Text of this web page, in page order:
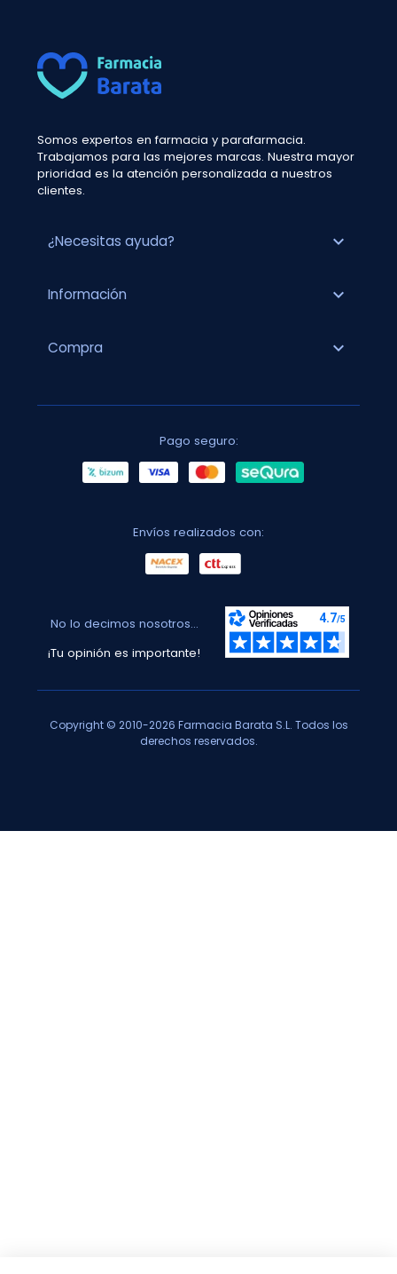
Somos expertos en farmacia y parafarmacia.
Trabajamos para las mejores marcas. Nuestra mayor
prioridad es la atención personalizada a nuestros
clientes.
¿Necesitas ayuda? expand_more
Información expand_more
Compra expand_more
Pago seguro:
Envíos realizados con:
No lo decimos nosotros...
¡Tu opinión es importante!
Copyright © 2010-2026 Farmacia Barata S.L. Todos los
derechos reservados.